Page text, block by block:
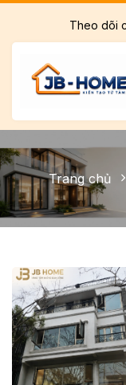
Theo dõi
Trang chủ